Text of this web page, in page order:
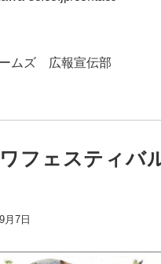
ムズ 広報宣伝部
フェスティバ
月7日